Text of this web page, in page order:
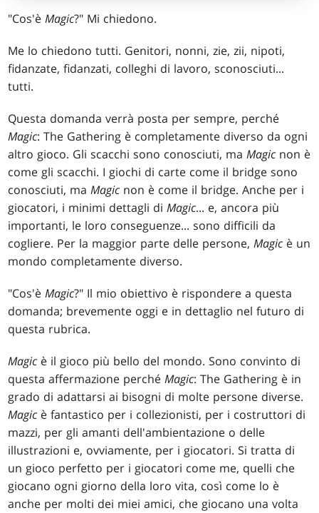
"Cos'èMagic?" Mi chiedono.
Me lo chiedono tutti. Genitori, nonni, zie, zii, nipoti,
fidanzate, fidanzati, colleghi di lavoro, sconosciuti...
tutti.
Questa domanda verrà posta per sempre, perché
Magic: The Gathering è completamente diverso da ogni
altro gioco. Gli scacchi sono conosciuti, maMagic non è
come gli scacchi. I giochi di carte come il bridge sono
conosciuti, maMagic non è come il bridge. Anche per i
giocatori, i minimi dettagli diMagic... e, ancora più
importanti, le loro conseguenze... sono difficili da
cogliere. Per la maggior parte delle persone,Magic è un
mondo completamente diverso.
"Cos'èMagic?" Il mio obiettivo è rispondere a questa
domanda; brevemente oggi e in dettaglio nel futuro di
questa rubrica.
Magic è il gioco più bello del mondo. Sono convinto di
questa affermazione perchéMagic: The Gathering è in
grado di adattarsi ai bisogni di molte persone diverse.
Magic è fantastico per i collezionisti, per i costruttori di
mazzi, per gli amanti dell'ambientazione o delle
illustrazioni e, ovviamente, per i giocatori. Si tratta di
un gioco perfetto per i giocatori come me, quelli che
giocano ogni giorno della loro vita, così come lo è
anche per molti dei miei amici, che giocano una volta